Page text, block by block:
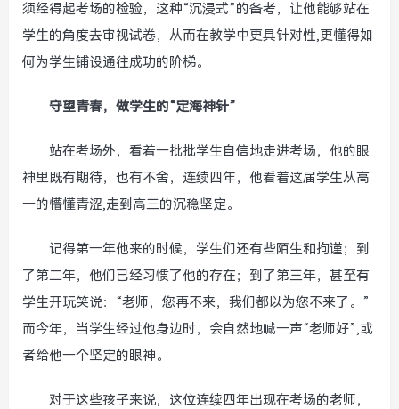
须经得起考场的检验，这种“沉浸式”的备考，让他能够站在
学生的角度去审视试卷，从而在教学中更具针对性,更懂得如
何为学生铺设通往成功的阶梯。
守望青春，做学生的“定海神针”
站在考场外，看着一批批学生自信地走进考场，他的眼
神里既有期待，也有不舍，连续四年，他看着这届学生从高
一的懵懂青涩,走到高三的沉稳坚定。
记得第一年他来的时候，学生们还有些陌生和拘谨；到
了第二年，他们已经习惯了他的存在；到了第三年，甚至有
学生开玩笑说：“老师，您再不来，我们都以为您不来了。”
而今年，当学生经过他身边时，会自然地喊一声“老师好”,或
者给他一个坚定的眼神。
对于这些孩子来说，这位连续四年出现在考场的老师，